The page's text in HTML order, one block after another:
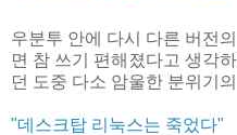
우분투 안에 다시 다른 버전
면 참 쓰기 편해졌다고 생각
던 도중 다소 암울한 분위기
"데스크탑 리눅스는 죽었다"